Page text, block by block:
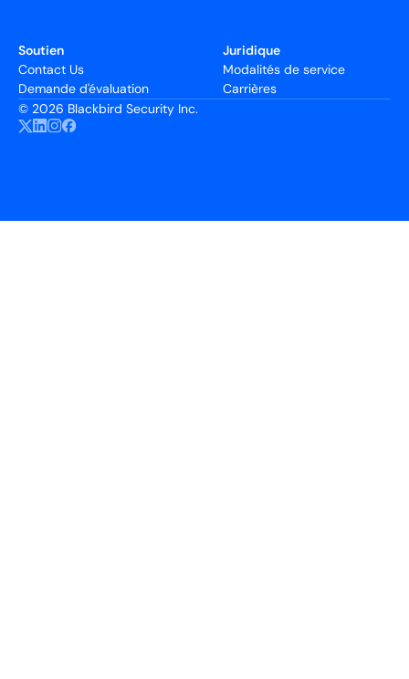
Soutien
Contact Us
Demande d'évaluation
Juridique
Modalités de service
Carrières
© 2026 Blackbird Security Inc.